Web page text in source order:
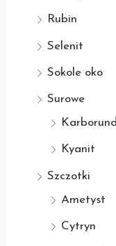
Rubin
Selenit
Sokole oko
Surowe
Karborund
Kyanit
Szczotki
Ametyst
Cytryn